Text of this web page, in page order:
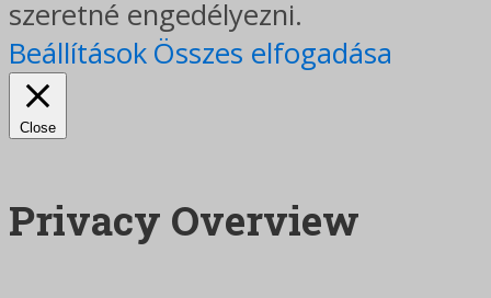
szeretné engedélyezni.
Beállítások Összes elfogadása
Close
Privacy Overview